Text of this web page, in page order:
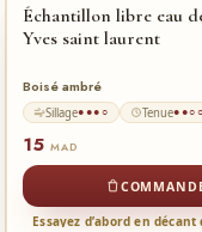
Échantillon libre eau
Yves saint laurent
Boisé ambré
Sillage●●●○ Tenue●●○○
15 MAD
Essayez d’abord en